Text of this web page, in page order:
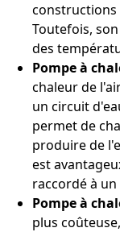
constructions
Toutefois,
des
Pompe à
chaleur de
un circuit
permet de
produire de
est
raccordé à
Pompe à
plus